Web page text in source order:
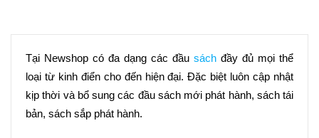
Tại Newshop có đa dạng các đầu sách đầy đủ mọi thể
loại từ kinh điển cho đến hiện đại. Đặc biệt luôn cập nhật
kịp thời và bổ sung các đầu sách mới phát hành, sách tái
bản, sách sắp phát hành.